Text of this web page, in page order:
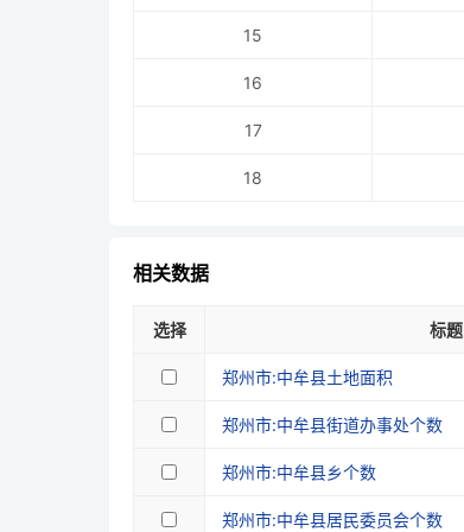
15
16
17
18
相关数据
选择 标题
郑州市:中牟县土地面积
郑州市:中牟县街道办事处个数
郑州市:中牟县乡个数
郑州市:中牟县居民委员会个数